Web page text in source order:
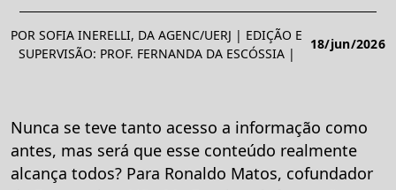
POR SOFIA INERELLI, DA AGENC/UERJ | EDIÇÃO E
SUPERVISÃO: PROF. FERNANDA DA ESCÓSSIA |
18/jun/2026
Nunca se teve tanto acesso a informação como
antes, mas será que esse conteúdo realmente
alcança todos? Para Ronaldo Matos, cofundador